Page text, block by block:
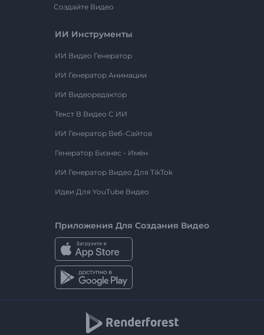
Создайте Видео
ИИ Инструменты
ИИ Видео Генератор
ИИ Генератор Анимации
ИИ Видеоредактор
Текст В Видео С ИИ
ИИ Генератор Веб-Сайтов
Генератор Бизнес - Имён
ИИ Генератор Видео Для TikTok
Идеи Для YouTube Видео
Приложения Для Создания Видео